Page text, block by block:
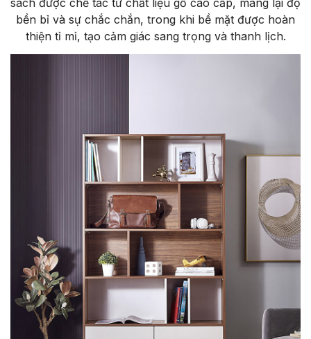
sách được chế tác từ chất liệu gỗ cao cấp, mang lại độ
bền bỉ và sự chắc chắn, trong khi bề mặt được hoàn
thiện tỉ mỉ, tạo cảm giác sang trọng và thanh lịch.